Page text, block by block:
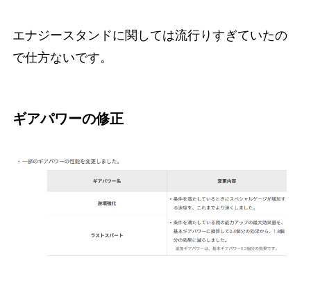
エナジースタンドに関しては流行りすぎていたの
で仕方ないです。
ギアパワーの修正